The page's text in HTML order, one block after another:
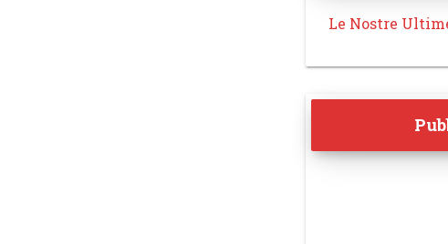
Le Nostre